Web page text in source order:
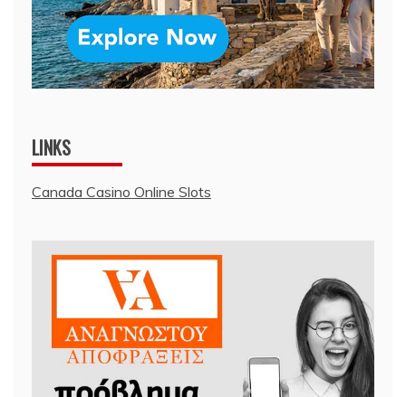
LINKS
Canada Casino Online Slots